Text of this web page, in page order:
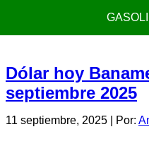
Dólar hoy
septiembre 2025
11 septiembre, 2025 | Por: